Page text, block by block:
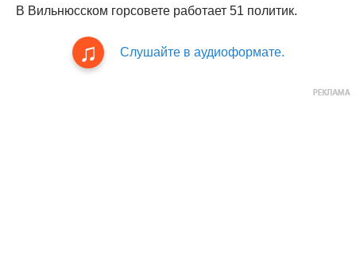
В Вильнюсском горсовете работает 51 политик.
Слушайте в аудиоформате.